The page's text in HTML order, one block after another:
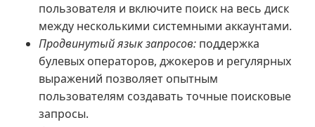
пользователя и включите поиск на весь диск
между несколькими системными аккаунтами.
Продвинутый язык запросов: поддержка
булевых операторов, джокеров и регулярных
выражений позволяет опытным
пользователям создавать точные поисковые
запросы.